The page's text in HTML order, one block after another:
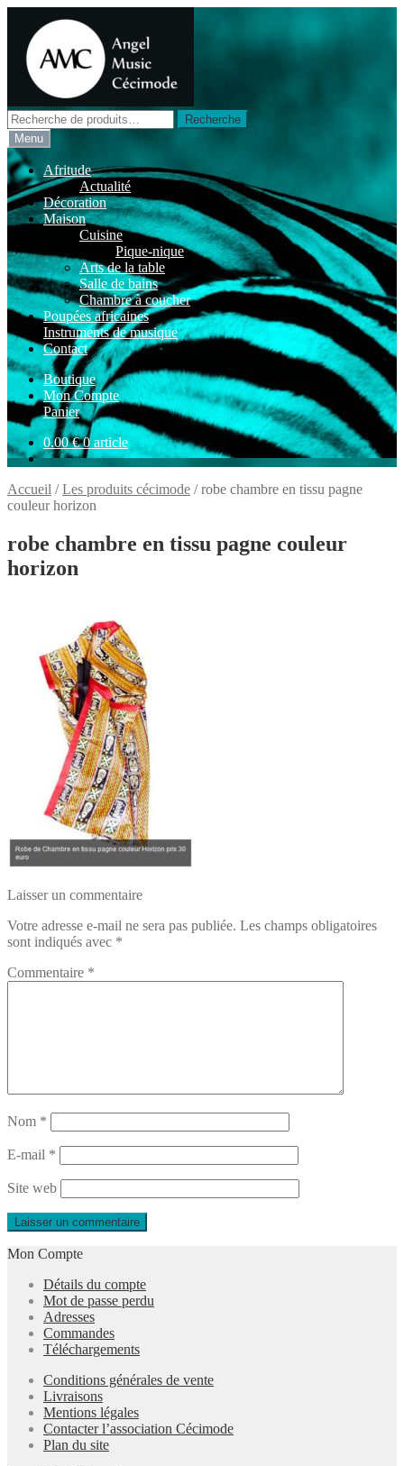
navigation
contenu
Recherche
pour :
Recherche
Menu
Afritude
Actualité
Décoration
Maison
Cuisine
Pique-nique
Arts de la table
Salle de bains
Chambre à coucher
Poupées africaines
Instruments de musique
Contact
Boutique
Mon Compte
Panier
0.00€ 0 article
Accueil /Les produits cécimode /robe chambre en tissu pagne
couleur horizon
robe chambre en tissu pagne couleur
horizon
Laisser un commentaire
Votre adresse e-mail ne sera pas publiée. Les champs obligatoires
sont indiqués avec *
Commentaire *
Nom *
E-mail *
Site web
Mon Compte
Détails du compte
Mot de passe perdu
Adresses
Commandes
Téléchargements
Conditions générales de vente
Livraisons
Mentions légales
Contacter l’association Cécimode
Plan du site